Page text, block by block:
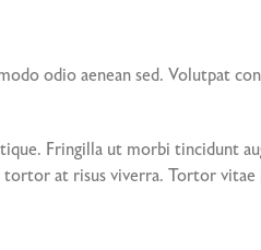
odio aenean sed. Volutpat
Fringilla ut morbi tincidunt
at risus viverra. Tortor vitae